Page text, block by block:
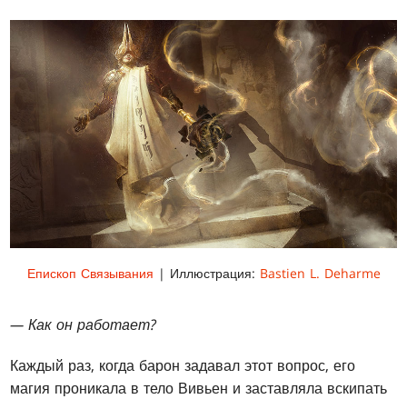
Епископ Связывания | Иллюстрация: Bastien L. Deharme
— Как он работает?
Каждый раз, когда барон задавал этот вопрос, его
магия проникала в тело Вивьен и заставляла вскипать